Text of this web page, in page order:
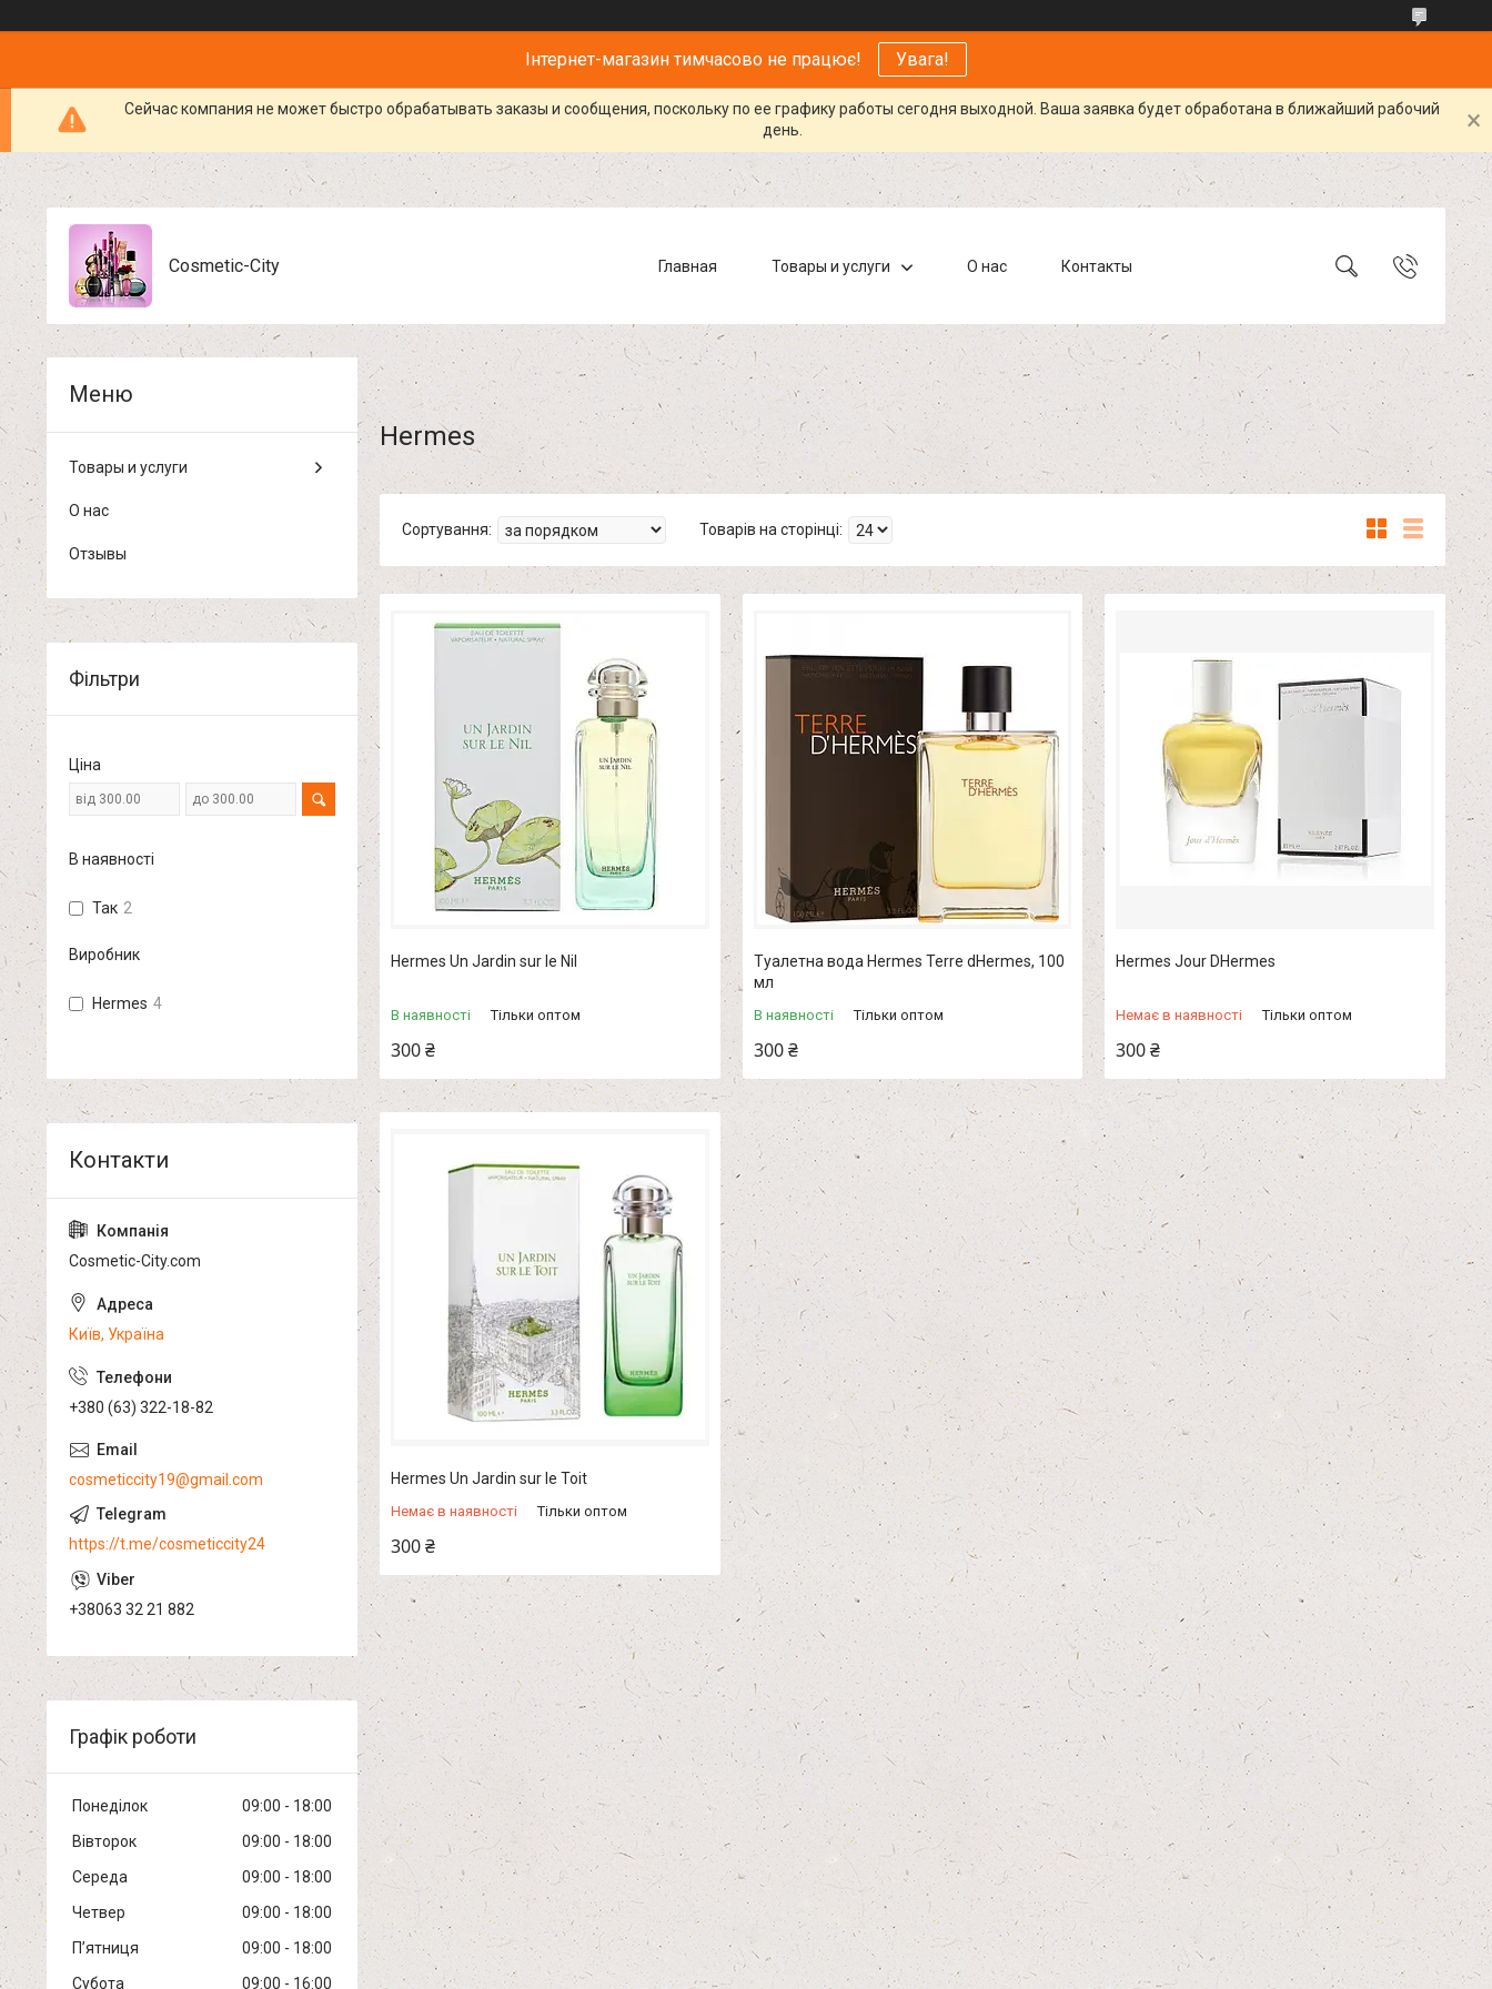
Інтернет-магазин тимчасово не працює! Увага!
Сейчас компания не может быстро обрабатывать заказы и сообщения, поскольку по ее графику работы сегодня выходной. Ваша заявка будет обработана в ближайший рабочий
день.
Cosmetic-City Главная Товары и услуги О нас Контакты
Hermes
Hermes Un Jardin sur le Nil
В наявності Тільки оптом
300 ₴
Туалетна вода Hermes Terre dHermes, 100
мл
В наявності Тільки оптом
300 ₴
Hermes Jour DHermes
Немає в наявності Тільки оптом
300 ₴
Hermes Un Jardin sur le Toit
Немає в наявності Тільки оптом
300 ₴
Товары и услуги
О нас
Отзывы
Фільтри
Ціна
В наявності
Так 2
Виробник
Hermes 4
Cosmetic-City.com
Київ, Україна
+380 (63) 322-18-82
cosmeticcity19@gmail.com
https://t.me/cosmeticcity24
+38063 32 21 882
Графік роботи
Понеділок 09:00
18:00
Вівторок
09:00
18:00
Середа
09:00
18:00
Четвер
09:00
18:00
Пʼятниця
09:00
18:00
Субота
09:00 16:00